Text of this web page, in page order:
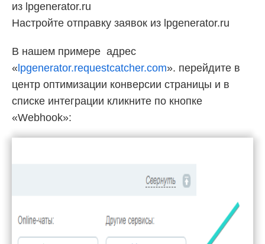
из lpgenerator.ru
Настройте отправку заявок из lpgenerator.ru
В нашем примере адрес
« lpgenerator.requestcatcher.com». перейдите в
центр оптимизации конверсии страницы и в
списке интеграции кликните по кнопке
«Webhook»: